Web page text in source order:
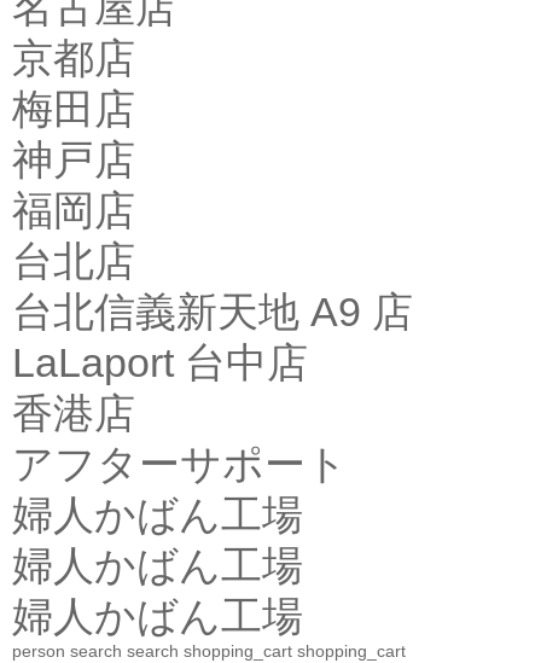
京都店
梅田店
神戸店
福岡店
台北店
台北信義新天地 A9 店
LaLaport 台中店
香港店
アフターサポート
婦人かばん工場
婦人かばん工場
婦人かばん工場
person search search shopping_cart shopping_cart